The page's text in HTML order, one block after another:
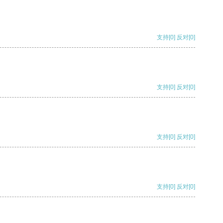
支持[0] 反对[0]
支持[0] 反对[0]
支持[0] 反对[0]
支持[0] 反对[0]